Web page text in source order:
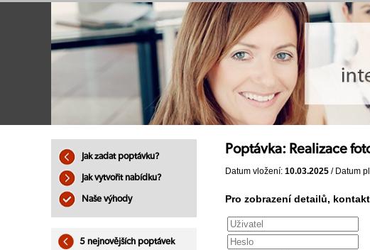
Jak zadat poptávku?
Jak vytvořit nabídku?
Naše výhody
5 nejnovějších poptávek
Poptávka: Realizace
Datum vložení: 10.03.2025 / Datum
Pro zobrazení detailů,